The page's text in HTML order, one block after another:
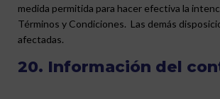
medida permitida para hacer efectiva la
Términos y Condiciones. Las demás
afectadas.
20. Información del